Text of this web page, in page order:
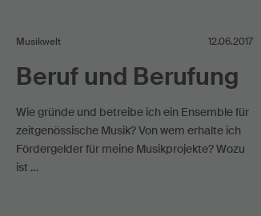
Musikwelt 12.06.2017
Beruf und Berufung
Wie gründe und betreibe ich ein Ensemble für
zeitgenössische Musik? Von wem erhalte ich
Fördergelder für meine Musikprojekte? Wozu
ist …